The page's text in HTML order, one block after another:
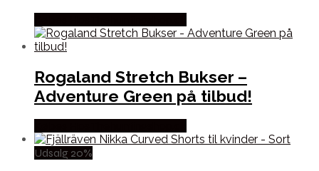
Rogaland Stretch Bukser –
Adventure Green på tilbud!
Udsalg 20%